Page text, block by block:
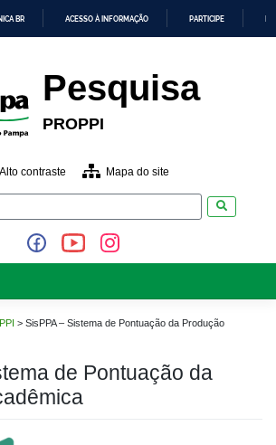
BR ACESSO À INFORMAÇÃO PARTICIPE
Pesquisa
PROPPI
Alto contraste Mapa do site
> SisPPA – Sistema de Pontuação da Produção
de Pontuação da